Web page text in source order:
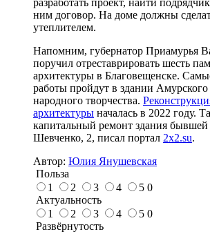
ним договор. На доме должны
утеплителем.
Напомним, губернатор Приамурья
поручил отреставрировать шесть
архитектуры в Благовещенске.
работы пройдут в здании
народного творчества.
архитектуры началась в 2022 году.
капитальный ремонт здания
Шевченко, 2, писал портал 2x2.su.
Автор: Юлия Янушевская
Польза
1
2 3 4 5 0
Актуальность
1
2 3 4 5 0
Развёрнутость